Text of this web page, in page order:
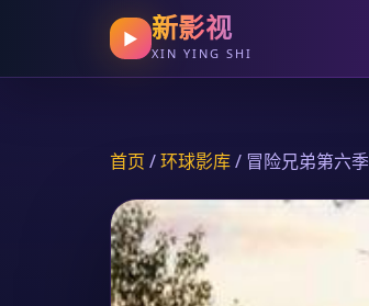
▶ 新影视
XIN YING SHI
首页 /环球影库/ 冒险兄弟第六季